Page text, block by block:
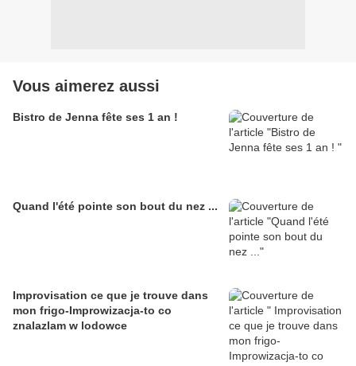
Vous aimerez aussi
Bistro de Jenna fête ses 1 an !
Quand l'été pointe son bout du nez ...
Improvisation ce que je trouve dans
mon frigo-Improwizacja-to co
znalazlam w lodowce